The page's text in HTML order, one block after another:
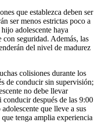
que establezca deben ser
ser menos estrictas poco a
adolescente haya
con seguridad. Además, las
del nivel de madurez
colisiones durante los
de conducir sin supervisión;
no debe llevar
conducir después de las 9:00
que lleve a sus
tenga amplia experiencia